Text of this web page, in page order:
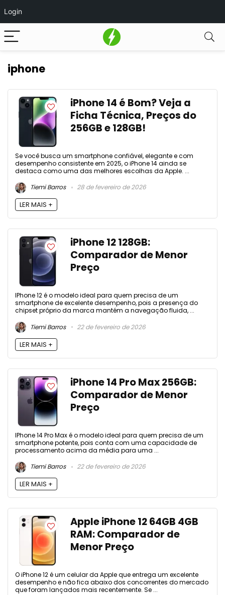
Login
iphone
iPhone 14 é Bom? Veja a
Ficha Técnica, Preços do
256GB e 128GB!
Se você busca um smartphone confiável, elegante e com
desempenho consistente em 2025, o iPhone 14 ainda se
destaca como uma das melhores escolhas da Apple. ...
Tiemi Barros
28 de fevereiro de 2026
LER MAIS +
iPhone 12 128GB:
Comparador de Menor
Preço
IPhone 12 é o modelo ideal para quem precisa de um
smartphone de excelente desempenho, pois a presença do
chipset próprio da marca mantém a navegação fluida, ...
Tiemi Barros
22 de fevereiro de 2026
LER MAIS +
iPhone 14 Pro Max 256GB:
Comparador de Menor
Preço
IPhone 14 Pro Max é o modelo ideal para quem precisa de um
smartphone potente, pois conta com uma capacidade de
processamento acima da média para uma ...
Tiemi Barros
22 de fevereiro de 2026
LER MAIS +
Apple iPhone 12 64GB 4GB
RAM: Comparador de
Menor Preço
O iPhone 12 é um celular da Apple que entrega um excelente
desempenho e não fica abaixo dos concorrentes do mercado
que foram lançados mais recentemente. Se ...